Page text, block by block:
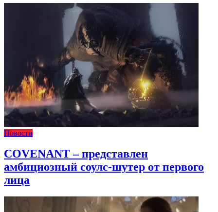
Новости
COVENANT – представлен
амбициозный соулс-шутер от первого
лица